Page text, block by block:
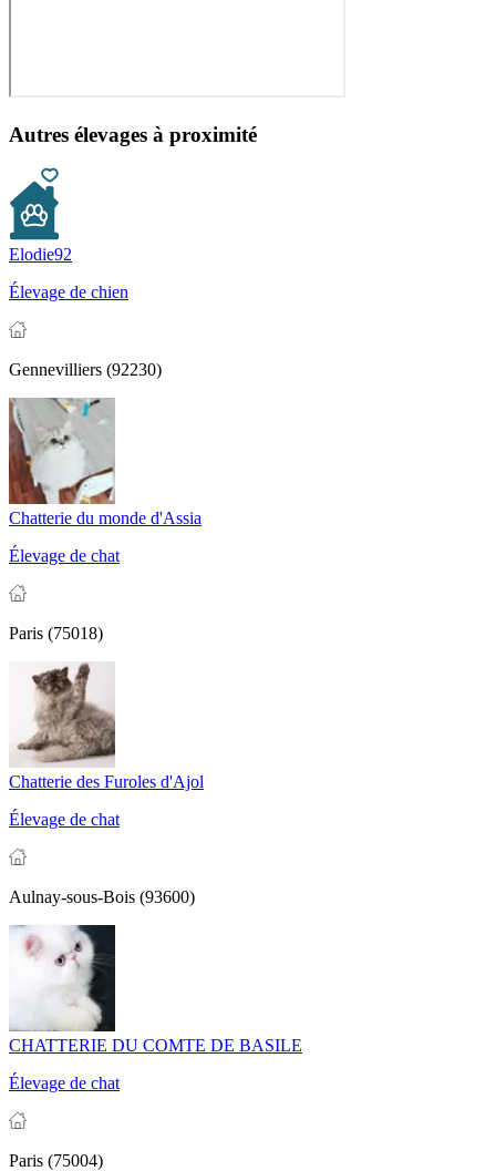
Autres élevages à proximité
Elodie92
Élevage de chien
Gennevilliers (92230)
Chatterie du monde d'Assia
Élevage de chat
Paris (75018)
Chatterie des Furoles d'Ajol
Élevage de chat
Aulnay-sous-Bois (93600)
CHATTERIE DU COMTE DE BASILE
Élevage de chat
Paris (75004)